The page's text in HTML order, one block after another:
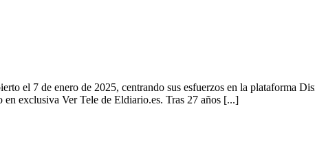
el 7 de enero de 2025, centrando sus esfuerzos en la plataforma
exclusiva Ver Tele de Eldiario.es. Tras 27 años [...]